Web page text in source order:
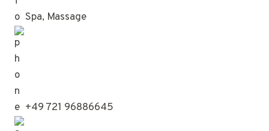
Spa, Massage
+49 721 96886645